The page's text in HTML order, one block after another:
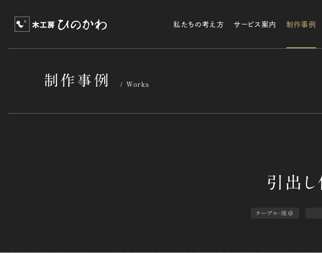
私たちの考え方 サービス案内 制作事例
制作事例 Works
テーブル・座卓